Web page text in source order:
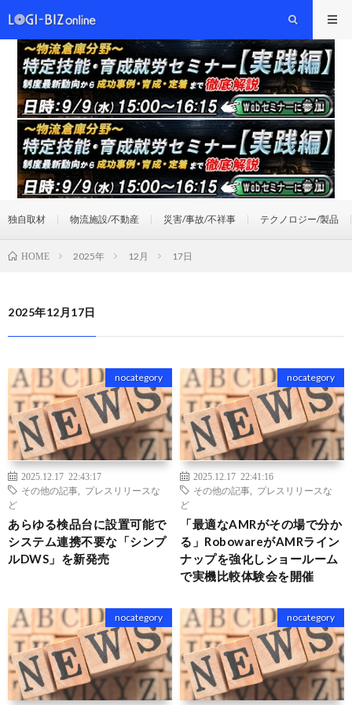
独自取材 物流施設/不動産 災害/事故/不祥事 テクノロジー/製品
HOME 2025年 12月 17日
2025年12月17日
nocategory
2025.12.17 22:43:17
その他の記事
プレスリリースな
ど
あらゆる検品台に設置可能で
システム連携不要な「シンプ
ルDWS」を新発売
nocategory
2025.12.17 22:41:16
その他の記事
プレスリリースな
ど
「最適なAMRがその場で分か
る」RobowareがAMRライン
ナップを強化しショールーム
で実機比較体験会を開催
nocategory nocategory